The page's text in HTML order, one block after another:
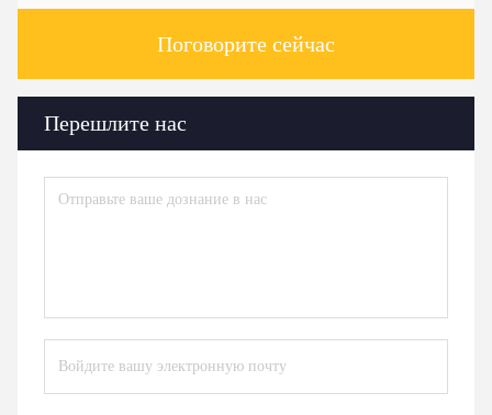
Поговорите сейчас
Перешлите нас